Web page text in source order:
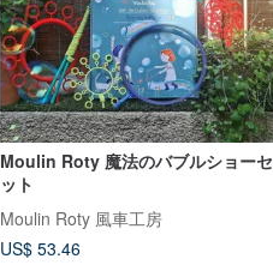
Moulin Roty 魔法のバブルショーセ
ット
Moulin Roty 風車工房
US$ 53.46